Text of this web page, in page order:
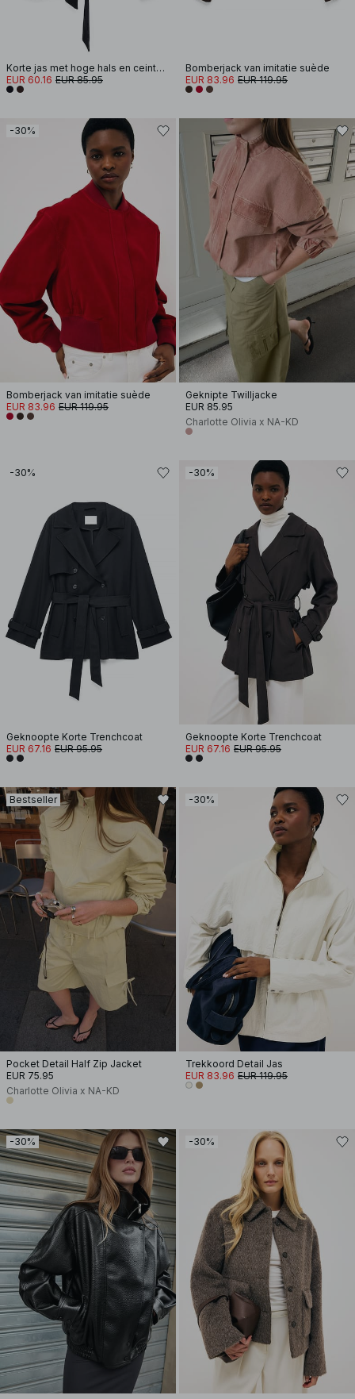
Korte jas met hoge hals en ceintuur
EUR 60.16 EUR 85.95
Bomberjack van imitatie suède
EUR 83.96 EUR 119.95
-30%
Bomberjack van imitatie suède
EUR 83.96 EUR 119.95
Geknipte Twilljacke
EUR 85.95
Charlotte Olivia x NA-KD
-30%
Geknoopte Korte Trenchcoat
EUR 67.16 EUR 95.95
-30%
Geknoopte Korte Trenchcoat
EUR 67.16 EUR 95.95
Bestseller
Pocket Detail Half Zip Jacket
EUR 75.95
Charlotte Olivia x NA-KD
-30%
Trekkoord Detail Jas
EUR 83.96 EUR 119.95
-30% -30%